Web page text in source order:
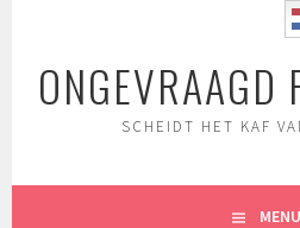
inhoudONGEVRAAGD
SCHEIDT HET KAF
MENU